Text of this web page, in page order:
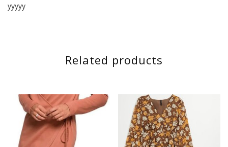
yyyyy
Related products